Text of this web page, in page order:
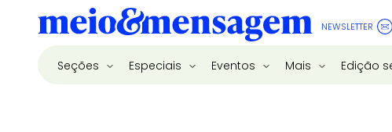
NEWSLETTER
Seções Especiais Eventos Mais Edição